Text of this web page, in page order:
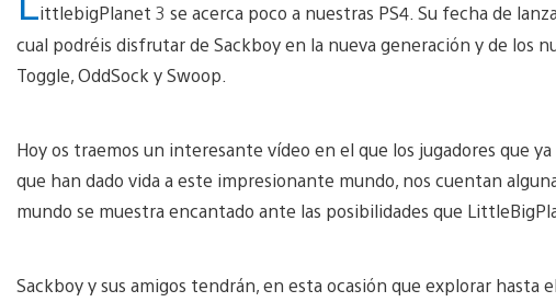
ittlebigPlanet 3 se acerca poco a nuestras PS4. Su fecha de
cual podréis disfrutar de Sackboy en la nueva generación y de los
Toggle, OddSock y Swoop.
Hoy os traemos un interesante vídeo en el que los jugadores que
que han dado vida a este impresionante mundo, nos cuentan
mundo se muestra encantado ante las posibilidades que
Sackboy y sus amigos tendrán, en esta ocasión que explorar hasta